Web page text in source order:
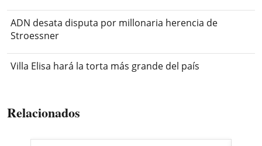
ADN desata disputa por millonaria herencia de
Stroessner
Villa Elisa hará la torta más grande del país
Relacionados